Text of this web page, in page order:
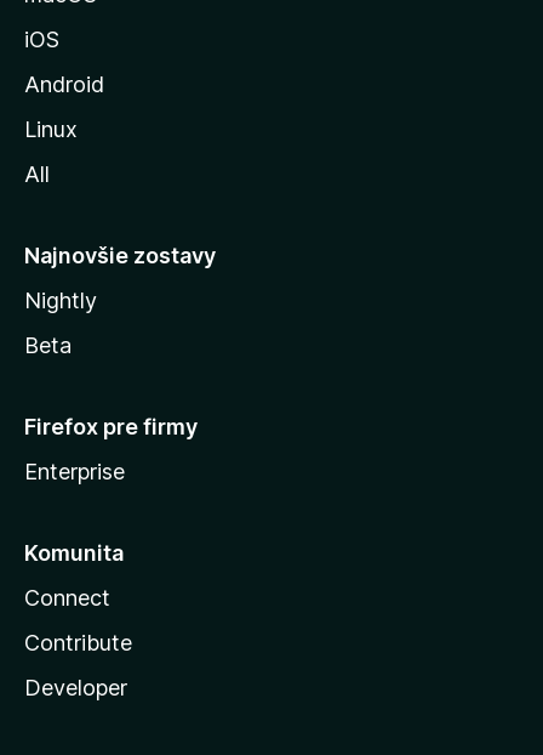
o
z
l
iOS
Android
Linux
All
Najnovšie zostavy
Nightly
Beta
Firefox pre firmy
Enterprise
Komunita
Connect
Contribute
Developer